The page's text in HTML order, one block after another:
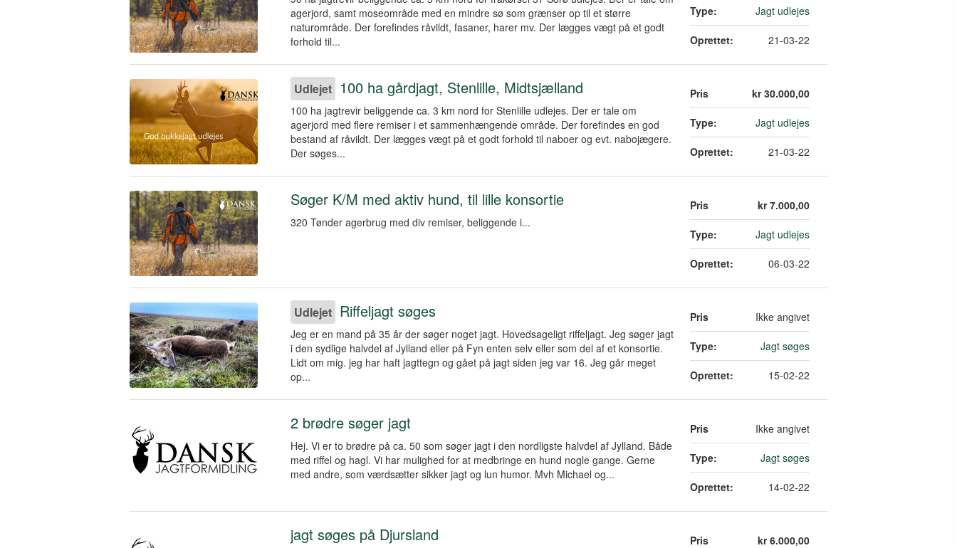
agerjord, samt moseområde med en mindre sø som grænser op til et større
naturområde. Der forefindes råvildt, fasaner, harer mv. Der lægges vægt på et godt
forhold til...
Type: Jagt udlejes
Oprettet: 21-03-22
Udlejet 100 ha gårdjagt, Stenlille, Midtsjælland
100 ha jagtrevir beliggende ca. 3 km nord for Stenlille udlejes. Der er tale om
agerjord med flere remiser i et sammenhængende område. Der forefindes en god
bestand af råvildt. Der lægges vægt på et godt forhold til naboer og evt. nabojægere.
Der søges...
Pris kr 30.000,00
Type: Jagt udlejes
Oprettet: 21-03-22
Søger K/M med aktiv hund, til lille konsortie
320 Tønder agerbrug med div remiser, beliggende i...
Pris kr 7.000,00
Type: Jagt udlejes
Oprettet: 06-03-22
Udlejet Riffeljagt søges
Jeg er en mand på 35 år der søger noget jagt. Hovedsageligt riffeljagt. Jeg søger jagt
i den sydlige halvdel af Jylland eller på Fyn enten selv eller som del af et konsortie.
Lidt om mig. jeg har haft jagttegn og gået på jagt siden jeg var 16. Jeg går meget
op...
Pris Ikke angivet
Type: Jagt søges
Oprettet: 15-02-22
2 brødre søger jagt
Hej. Vi er to brødre på ca. 50 som søger jagt i den nordligste halvdel af Jylland. Både
med riffel og hagl. Vi har mulighed for at medbringe en hund nogle gange. Gerne
med andre, som værdsætter sikker jagt og lun humor. Mvh Michael og...
Pris Ikke angivet
Type: Jagt søges
Oprettet: 14-02-22
jagt søges på Djursland Pris kr 6.000,00